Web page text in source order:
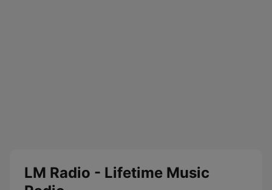
LM Radio - Lifetime Music